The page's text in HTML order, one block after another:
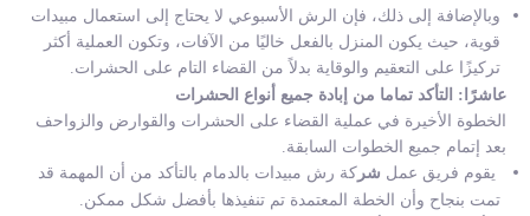
وبالإضافة إلى ذلك، فإن الرش الأسبوعي لا يحتاج إلى استعمال مبيدات
قوية، حيث يكون المنزل بالفعل خاليًا من الآفات، وتكون العملية أكثر
تركيزًا على التعقيم والوقاية بدلاً من القضاء التام على الحشرات.
عاشرًا: التأكد تماما من إبادة جميع أنواع الحشرات
الخطوة الأخيرة في عملية القضاء على الحشرات والقوارض والزواحف
بعد إتمام جميع الخطوات السابقة.
يقوم فريق عمل شر كة رش مبيدات بالدمام بالتأكد من أن المهمة قد
تمت بنجاح وأن الخطة المعتمدة تم تنفيذها بأفضل شكل ممكن.